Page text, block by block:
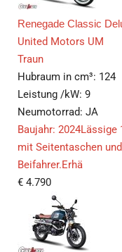
Renegade Classic
United Motors UM
Traun
Hubraum in cm³: 124
Leistung /kW: 9
Neumotorrad: JA
Baujahr:
mit Seitentaschen
Beifahrer.Erhä
€ 4.790